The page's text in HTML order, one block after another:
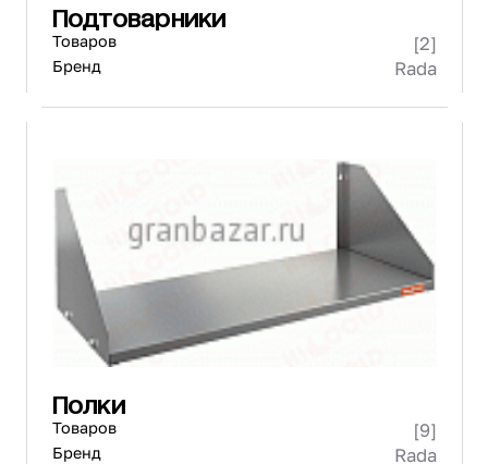
Подтоварники
Товаров [2]
Бренд Rada
Полки
Товаров [9]
Бренд Rada